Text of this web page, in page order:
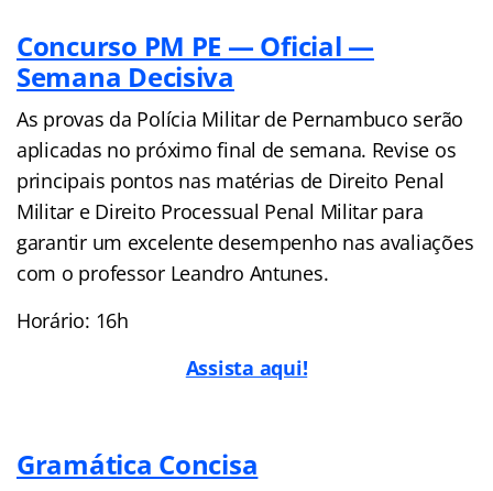
Concurso PM PE — Oficial —
Semana Decisiva
As provas da Polícia Militar de Pernambuco serão
aplicadas no próximo final de semana. Revise os
principais pontos nas matérias de Direito Penal
Militar e Direito Processual Penal Militar para
garantir um excelente desempenho nas avaliações
com o professor Leandro Antunes.
Horário: 16h
Assista aqui!
Gramática Concisa